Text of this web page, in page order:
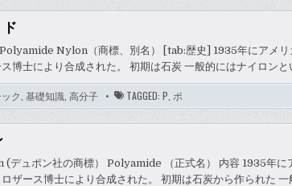
Nylon（商標、別名） [tab:歴史] 1935年にアメリ
博士により合成された。 初期は石炭 一般的にはナイロン
ク 基礎知識 高分子 TAGGED: P ポ
(デュポン社の商標） Polyamide （正式名） 内容 1935年に
ロザース博士により合成された。 初期は石炭から作られた